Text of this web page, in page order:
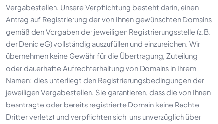
Vergabestellen. Unsere Verpflichtung besteht darin, einen
Antrag auf Registrierung der von Ihnen gewünschten Domains
gemäß den Vorgaben der jeweiligen Registrierungsstelle (z.B.
der Denic eG) vollständig auszufüllen und einzureichen. Wir
übernehmen keine Gewähr für die Übertragung, Zuteilung
oder dauerhafte Aufrechterhaltung von Domains in Ihrem
Namen; dies unterliegt den Registrierungsbedingungen der
jeweiligen Vergabestellen. Sie garantieren, dass die von Ihnen
beantragte oder bereits registrierte Domain keine Rechte
Dritter verletzt und verpflichten sich, uns unverzüglich über